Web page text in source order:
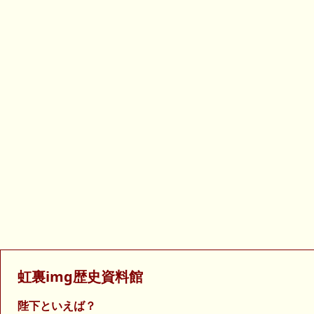
虹裏img歴史資料館
陛下といえば？